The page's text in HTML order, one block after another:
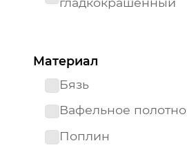
Рогожка 150 см.
Сатин 220 см
Сатин 220 см.
Материал
Бязь
Вафельное полотно
Поплин